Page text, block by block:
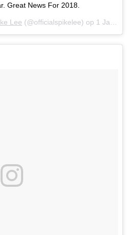
Great News For 2018.
Lee (@officialspikelee) op 1 Jan 2018 om 3:09 (PST)